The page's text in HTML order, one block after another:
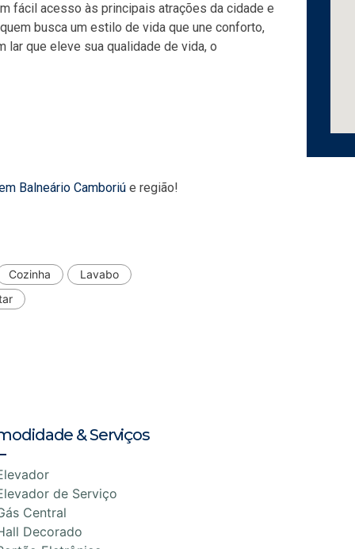
fácil acesso às principais atrações da cidade e
busca um estilo de vida que une conforto,
lar que eleve sua qualidade de vida, o
Balneário Camboriú e região!
Cozinha
Lavabo
& Serviços
de Serviço
Central
Decorado